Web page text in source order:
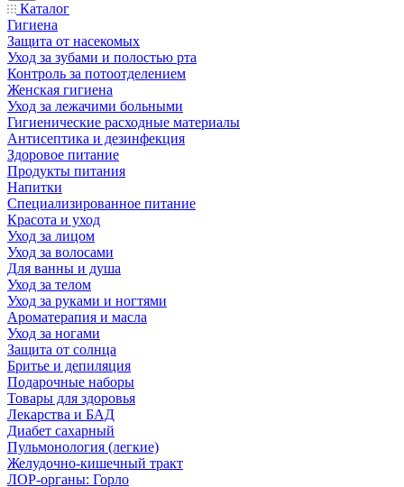
Каталог
Гигиена
Защита от насекомых
Уход за зубами и полостью рта
Контроль за потоотделением
Женская гигиена
Уход за лежачими больными
Гигиенические расходные материалы
Антисептика и дезинфекция
Здоровое питание
Продукты питания
Напитки
Специализированное питание
Красота и уход
Уход за лицом
Уход за волосами
Для ванны и душа
Уход за телом
Уход за руками и ногтями
Ароматерапия и масла
Уход за ногами
Защита от солнца
Бритье и депиляция
Подарочные наборы
Товары для здоровья
Лекарства и БАД
Диабет сахарный
Пульмонология (легкие)
Желудочно-кишечный тракт
ЛОР-органы: Горло